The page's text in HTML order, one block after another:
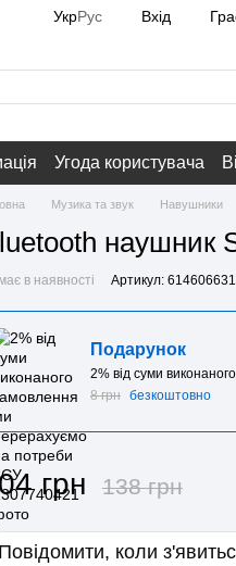
УкрРус Вхід
Угода користувача
Музика та звук Навушники
наушник
в наявності Артикул: 614606631
Подарунок
2% від суми
8 грн безкоштовно
грн 138 грн
Повідомити, коли